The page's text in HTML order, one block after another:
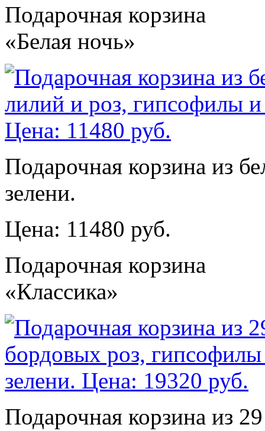
Подарочная корзина
«Белая ночь»
Подарочная корзина из
зелени.
Цена: 11480 руб.
Подарочная корзина
«Классика»
Подарочная корзина из